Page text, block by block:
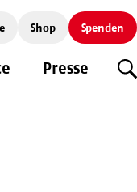
Shop Spenden
Presse